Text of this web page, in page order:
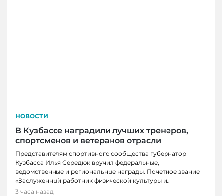
НОВОСТИ
В Кузбассе наградили лучших тренеров,
спортсменов и ветеранов отрасли
Представителям спортивного сообщества губернатор
Кузбасса Илья Середюк вручил федеральные,
ведомственные и региональные награды. Почетное звание
«Заслуженный работник физической культуры и..
3 часа назад